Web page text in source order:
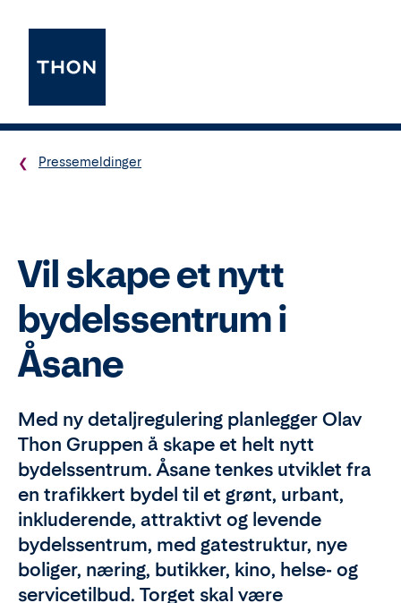
Pressemeldinger
Vil skape et nytt
bydelssentrum i
Åsane
Med ny detaljregulering planlegger Olav
Thon Gruppen å skape et helt nytt
bydelssentrum. Åsane tenkes utviklet fra
en trafikkert bydel til et grønt, urbant,
inkluderende, attraktivt og levende
bydelssentrum, med gatestruktur, nye
boliger, næring, butikker, kino, helse- og
servicetilbud. Torget skal være